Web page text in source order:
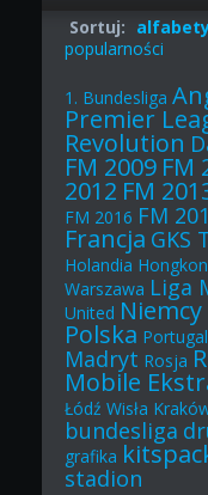
Sortuj:
popularności
1. Bundesliga
Premier
Revolution
FM 2009 FM
2012 FM
FM 2016 FM
Francja GKS
Holandia
Warszawa Liga
United Niemcy
Polska
Madryt Rosja
Mobile
Łódź Wisła
bundesliga
grafika
stadion